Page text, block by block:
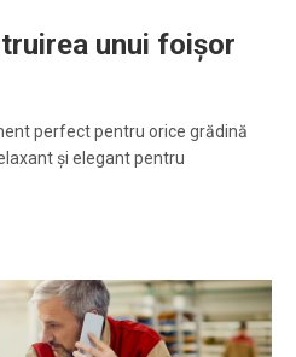
unui foișor
perfect pentru orice grădină
și elegant pentru